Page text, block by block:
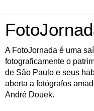
A FotoJornada é uma
fotograficamente o
de São Paulo e seus
aberta a fotógrafos
André Douek.